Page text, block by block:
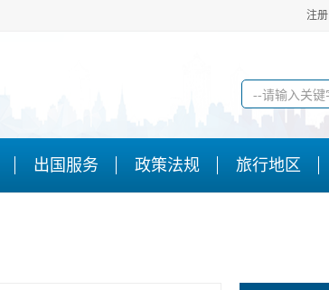
注册
出国服务 政策法规 旅行地区